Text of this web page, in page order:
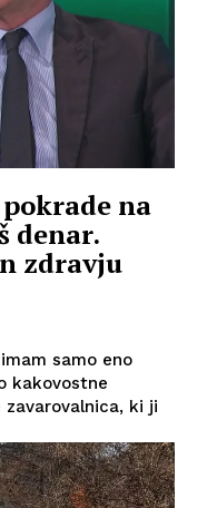
na
denar.
zdravju
samo eno
kakovostne
ki ji